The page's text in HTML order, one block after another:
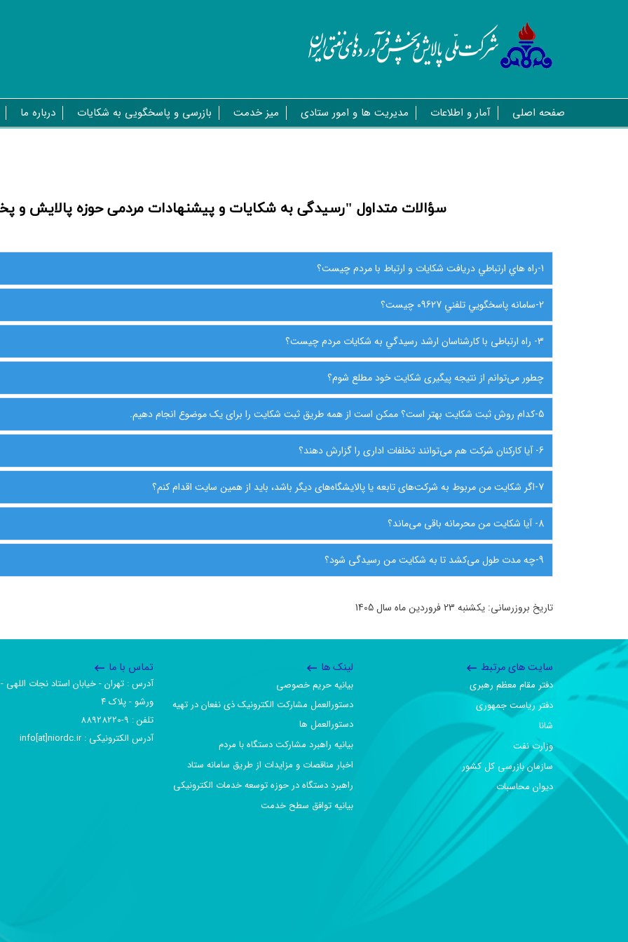
صفحه اصلی آمار و اطلاعات مدیریت ها و امور ستادی میز خدمت بازرسی و پاسخگویی به شکایات درباره ما
سؤالات متداول "رسیدگی به شکایات و پیشنهادات مردمی حوزه پالایش و
1-راه هاي ارتباطي دريافت شكايات و ارتباط با مردم چیست؟
2-سامانه پاسخگويي تلفني 09627 چیست؟
3- راه ارتباطی با كارشناسان ارشد رسيدگي به شكايات مردم چیست؟
چطور می‌توانم از نتیجه پیگیری شکایت خود مطلع شوم؟
5-کدام روش ثبت شکایت بهتر است؟ ممکن است از همه طریق ثبت شکایت را برای یک موضوع انجام دهیم.
6- آیا کارکنان شرکت هم می‌توانند تخلفات اداری را گزارش دهند؟
7-اگر شکایت من مربوط به شرکت‌های تابعه یا پالایشگاه‌های دیگر باشد، باید از همین سایت اقدام کنم؟
8- آیا شکایت من محرمانه باقی می‌ماند؟
9-چه مدت طول می‌کشد تا به شکایت من رسیدگی شود؟
تاریخ بروزرسانی: یکشنبه 23 فروردین ماه سال 1405
سایت های مرتبط
دفتر مقام معظم رهبری
دفتر ریاست جمهوری
شانا
وزارت نفت
سازمان بازرسی کل کشور
دیوان محاسبات
لینک ها
بیانیه حریم خصوصی
دستورالعمل مشارکت الکترونیک ذی نفعان در تهیه
دستورالعمل ها
بیانیه راهبرد مشارکت دستگاه با مردم
اخبار مناقصات و مزایدات از طریق سامانه ستاد
راهبرد دستگاه در حوزه توسعه خدمات الکترونیکی
بیانیه توافق سطح خدمت
تماس با ما
آدرس :‌ تهران - خیابان استاد نجات اللهی -
ورشو - پلاک ۴
تلفن :‌ 9-88928220
آدرس الکترونیکی :‌ info[at]niordc.ir